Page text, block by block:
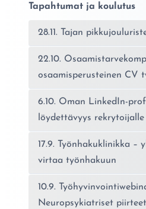
Tapahtumat ja koulutus
28.11. Tajan
22.10.
osaamisperusteinen CV
6.10. Oman LinkedIn-
löydettävyys rekrytoijalle
17.9. Työnhakuklinikka –
virtaa työnhakuun
10.9.
Neuropsykiatriset